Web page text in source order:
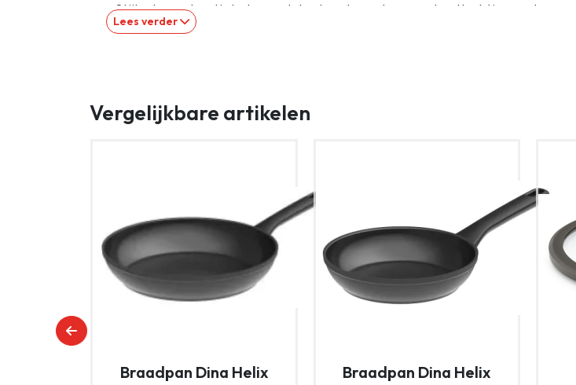
Stijlvol zwart getint glazen deksel met geïntegreerd ontluchtingsgat
Gemaakt met gerecycleerd roestvrijstaal
Geschikt voor alle warmtebronnen, inclusief inductie
Eenvoudig te reinigen
Lees verder
Vergelijkbare artikelen
Braadpan Dina Helix
Braadpan Dina Helix